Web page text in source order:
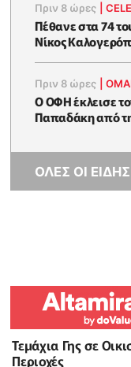
Πριν 8 ώρες |
Πέθανε στα 74
Νίκος
Πριν 8 ώρες |
Ο ΟΦΗ έκλεισε
Παπαδάκη από
ΟΛΕΣ ΟΙ
Τεμάχια Γης σε
Περιοχές